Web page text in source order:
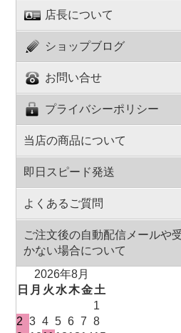
店長について
ショップブログ
お問い合せ
プライバシーポリシー
当店の商品について
即日スピード発送
よくあるご質問
ご注文後の自動配信メールや
かない場合について
2026年8月
日 月 火 水木金土
1
2
3 4 5 6 7
8